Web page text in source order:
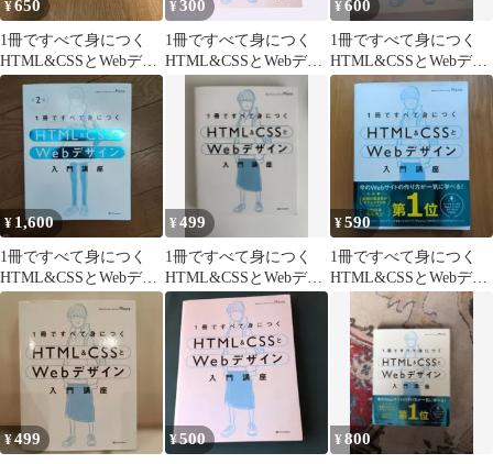
¥650
1冊ですべて身につく
HTML&CSSとWebデザ
イン入門講座
¥300
1冊ですべて身につく
HTML&CSSとWebデザ
イン入門講座
¥600
1冊ですべて身につく
HTML&CSSとWebデザ
イン入門講座
¥ 1,600
1冊ですべて身につく
HTML&CSSとWebデザ
イン入門講座 第2版
¥499
1冊ですべて身につく
HTML&CSSとWebデザ
イン入門講座
¥590
1冊ですべて身につく
HTML&CSSとWebデザ
イン入門講座
¥499 ¥500 ¥800